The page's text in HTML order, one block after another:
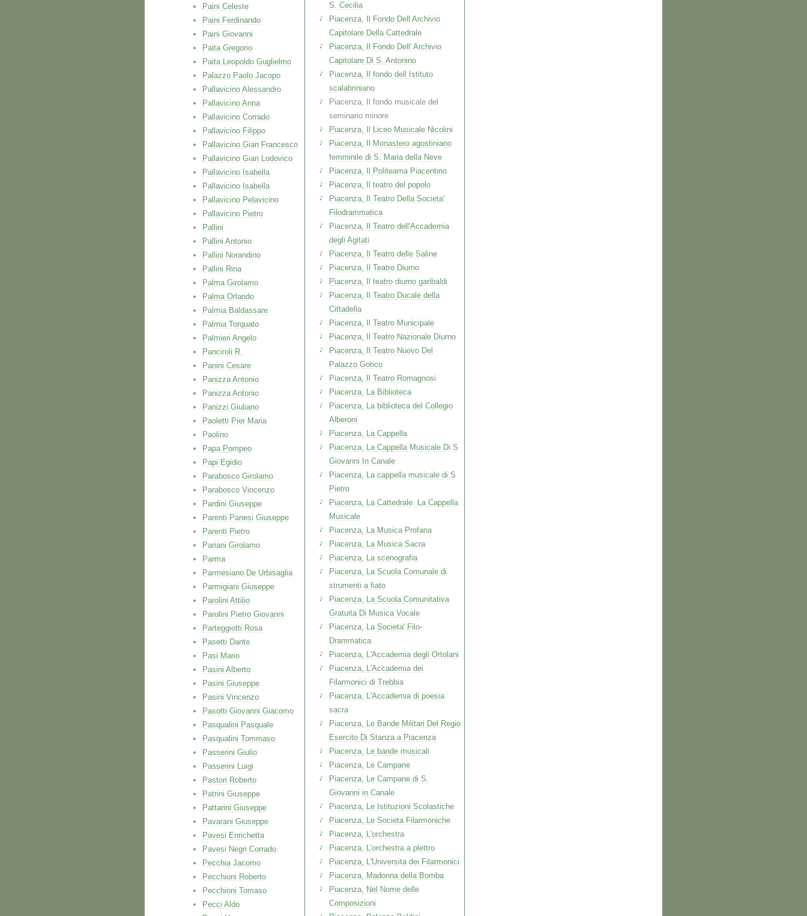
Paini Celeste
Paini Ferdinando
Paini Giovanni
Paita Gregorio
Paita Leopoldo Guglielmo
Palazzo Paolo Jacopo
Pallavicino Alessandro
Pallavicino Anna
Pallavicino Corrado
Pallavicino Filippo
Pallavicino Gian Francesco
Pallavicino Gian Lodovico
Pallavicino Isabella
Pallavicino Isabella
Pallavicino Pelavicino
Pallavicino Pietro
Pallini
Pallini Antonio
Pallini Norandino
Pallini Rina
Palma Girolamo
Palma Orlando
Palmia Baldassare
Palmia Torquato
Palmieri Angelo
Panciroli R.
Panini Cesare
Panizza Antonio
Panizza Antonio
Panizzi Giuliano
Paoletti Pier Maria
Paolino
Papa Pompeo
Papi Egidio
Parabosco Girolamo
Parabosco Vincenzo
Pardini Giuseppe
Parenti Panesi Giuseppe
Parenti Pietro
Pariani Girolamo
Parma
Parmesiano De Urbisaglia
Parmigiani Giuseppe
Parolini Attilio
Parolini Pietro Giovanni
Parteggiotti Rosa
Pasetti Dante
Pasi Mario
Pasini Alberto
Pasini Giuseppe
Pasini Vincenzo
Pasotti Giovanni Giacomo
Pasqualini Pasquale
Pasqualini Tommaso
Passerini Giulio
Passerini Luigi
Pastori Roberto
Patrini Giuseppe
Pattarini Giuseppe
Pavarani Giuseppe
Pavesi Enrichetta
Pavesi Negri Corrado
Pecchia Jacomo
Pecchioni Roberto
Pecchioni Tomaso
Pecci Aldo
S. Cecilia
Piacenza, Il Fondo Dell Archivio
Capitolare Della Cattedrale
Piacenza, Il Fondo Dell' Archivio
Capitolare Di S. Antonino
Piacenza, Il fondo dell Istituto
scalabriniano
Piacenza, Il fondo musicale del
seminario minore
Piacenza, Il Liceo Musicale Nicolini
Piacenza, Il Monastero agostiniano
femminile di S. Maria della Neve
Piacenza, Il Politeama Piacentino
Piacenza, Il teatro del popolo
Piacenza, Il Teatro Della Societa'
Filodrammatica
Piacenza, Il Teatro dell'Accademia
degli Agitati
Piacenza, Il Teatro delle Saline
Piacenza, Il Teatro Diurno
Piacenza, Il teatro diurno garibaldi
Piacenza, Il Teatro Ducale della
Cittadella
Piacenza, Il Teatro Municipale
Piacenza, Il Teatro Nazionale Diurno
Piacenza, Il Teatro Nuovo Del
Palazzo Gotico
Piacenza, Il Teatro Romagnosi
Piacenza, La Biblioteca
Piacenza, La biblioteca del Collegio
Alberoni
Piacenza, La Cappella
Piacenza, La Cappella Musicale Di S
Giovanni In Canale
Piacenza, La cappella musicale di S
Pietro
Piacenza, La Cattedrale. La Cappella
Musicale
Piacenza, La Musica Profana
Piacenza, La Musica Sacra
Piacenza, La scenografia
Piacenza, La Scuola Comunale di
strumenti a fiato
Piacenza, La Scuola Comunitativa
Gratuita Di Musica Vocale
Piacenza, La Societa' Filo-
Drammatica
Piacenza, L'Accademia degli Ortolani
Piacenza, L'Accademia dei
Filarmonici di Trebbia
Piacenza, L'Accademia di poesia
sacra
Piacenza, Le Bande Militari Del Regio
Esercito Di Stanza a Piacenza
Piacenza, Le bande musicali
Piacenza, Le Campane
Piacenza, Le Campane di S.
Giovanni in Canale
Piacenza, Le Istituzioni Scolastiche
Piacenza, Le Societa Filarmoniche
Piacenza, L'orchestra
Piacenza, L'orchestra a plettro
Piacenza, L'Universita dei Filarmonici
Piacenza, Madonna della Bomba
Piacenza, Nel Nome delle
Composizioni